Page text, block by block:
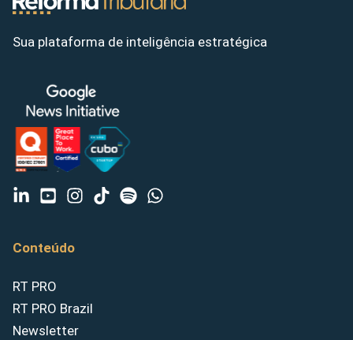
Sua plataforma de inteligência estratégica
Conteúdo
RT PRO
RT PRO Brazil
Newsletter